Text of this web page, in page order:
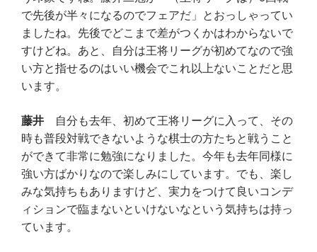
で先後が半々になるのでフェアだ」とおっしゃってい
ましたね。先後でどこまで差がつくかはわからないで
すけどね。あと、自分は王将リーグが初めてなので強
い方と指せるのはいい機会でこれ以上ないことだと思
います。
藤井 自分も去年、初めて王将リーグに入って、その
時も普段対戦できないような棋士の方たちと戦うこと
ができて非常に勉強になりました。今年も去年同様に
強い方ばかりなので楽しみにしています。でも、楽し
みな気持ちもありますけど、実力をつけて良いコンデ
ィションで臨まないといけないなという気持ちは持っ
ています。